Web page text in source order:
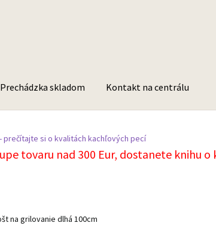
Prechádzka skladom Kontakt na centrálu
prečítajte si o kvalitách kachľových pecí
tovaru nad 300 Eur, dostanete knihu
na grilovanie dlhá 100cm